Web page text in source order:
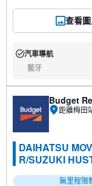
查看圖
有:汽車導航
藍牙
Budget
距離梅田
DAIHATSU
R/SUZUKI
無里程限